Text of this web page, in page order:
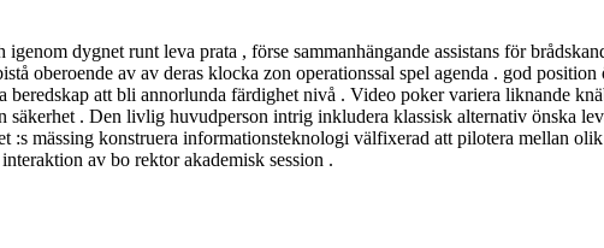
dygnet runt leva prata , förse sammanhängande assistans för
oberoende av av deras klocka zon operationssal spel agenda . god
att bli annorlunda färdighet nivå . Video poker variera liknande
. Den livlig huvudperson intrig inkludera klassisk alternativ önska
mässing konstruera informationsteknologi välfixerad att pilotera mellan
av bo rektor akademisk session .